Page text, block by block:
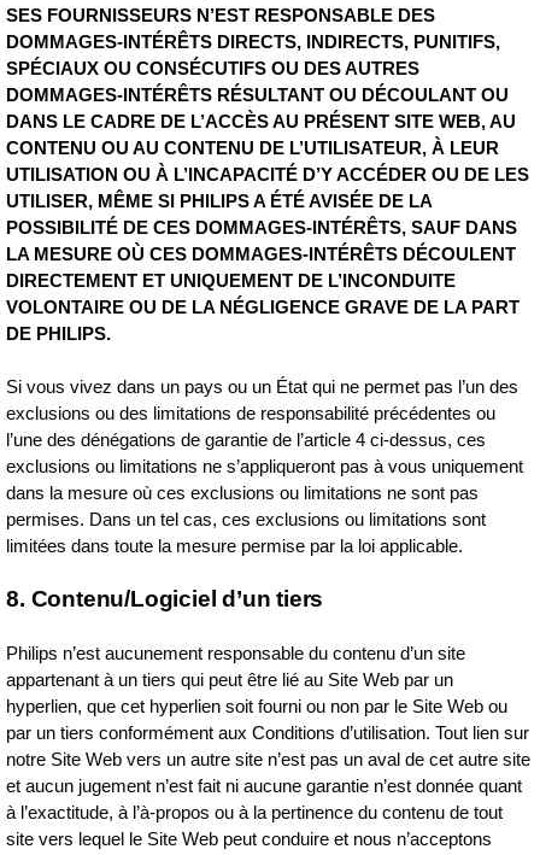
SES FOURNISSEURS N’EST RESPONSABLE DES
DOMMAGES‑INTÉRÊTS DIRECTS, INDIRECTS, PUNITIFS,
SPÉCIAUX OU CONSÉCUTIFS OU DES AUTRES
DOMMAGES‑INTÉRÊTS RÉSULTANT OU DÉCOULANT OU
DANS LE CADRE DE L’ACCÈS AU PRÉSENT SITE WEB, AU
CONTENU OU AU CONTENU DE L’UTILISATEUR, À LEUR
UTILISATION OU À L’INCAPACITÉ D’Y ACCÉDER OU DE LES
UTILISER, MÊME SI PHILIPS A ÉTÉ AVISÉE DE LA
POSSIBILITÉ DE CES DOMMAGES‑INTÉRÊTS, SAUF DANS
LA MESURE OÙ CES DOMMAGES‑INTÉRÊTS DÉCOULENT
DIRECTEMENT ET UNIQUEMENT DE L’INCONDUITE
VOLONTAIRE OU DE LA NÉGLIGENCE GRAVE DE LA PART
DE PHILIPS.
Si vous vivez dans un pays ou un État qui ne permet pas l’un des
exclusions ou des limitations de responsabilité précédentes ou
l’une des dénégations de garantie de l’article 4 ci‑dessus, ces
exclusions ou limitations ne s’appliqueront pas à vous uniquement
dans la mesure où ces exclusions ou limitations ne sont pas
permises. Dans un tel cas, ces exclusions ou limitations sont
limitées dans toute la mesure permise par la loi applicable.
8. Contenu/Logiciel d’un tiers
Philips n’est aucunement responsable du contenu d’un site
appartenant à un tiers qui peut être lié au Site Web par un
hyperlien, que cet hyperlien soit fourni ou non par le Site Web ou
par un tiers conformément aux Conditions d’utilisation. Tout lien sur
notre Site Web vers un autre site n’est pas un aval de cet autre site
et aucun jugement n’est fait ni aucune garantie n’est donnée quant
à l’exactitude, à l’à‑propos ou à la pertinence du contenu de tout
site vers lequel le Site Web peut conduire et nous n’acceptons